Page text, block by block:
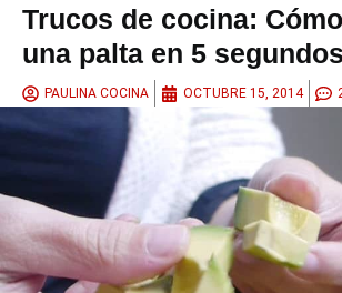
Trucos de cocina:
una palta en 5 segundos
PAULINA COCINA OCTUBRE 15, 2014